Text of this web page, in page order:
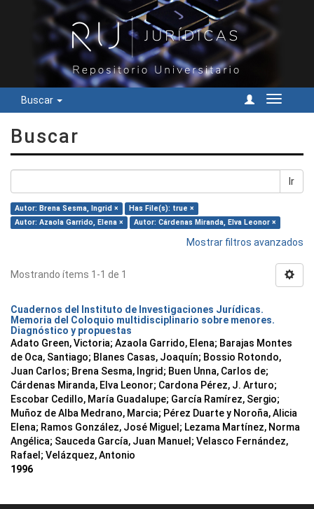
Buscar
Cambiar
Buscar
Ir
Autor: Brena Sesma, Ingrid ×
Has File(s): true ×
Autor: Azaola Garrido, Elena ×
Autor: Cárdenas Miranda, Elva Leonor ×
Mostrar filtros avanzados
Mostrando ítems 1-1 de 1
Cuadernos del Instituto de Investigaciones Jurídicas.
Memoria del Coloquio multidisciplinario sobre menores.
Diagnóstico y propuestas
Adato Green, Victoria; Azaola Garrido, Elena; Barajas Montes
de Oca, Santiago; Blanes Casas, Joaquín; Bossio Rotondo,
Juan Carlos; Brena Sesma, Ingrid; Buen Unna, Carlos de;
Cárdenas Miranda, Elva Leonor; Cardona Pérez, J. Arturo;
Escobar Cedillo, María Guadalupe; García Ramírez, Sergio;
Muñoz de Alba Medrano, Marcia; Pérez Duarte y Noroña, Alicia
Elena; Ramos González, José Miguel; Lezama Martínez, Norma
Angélica; Sauceda García, Juan Manuel; Velasco Fernández,
Rafael; Velázquez, Antonio
1996